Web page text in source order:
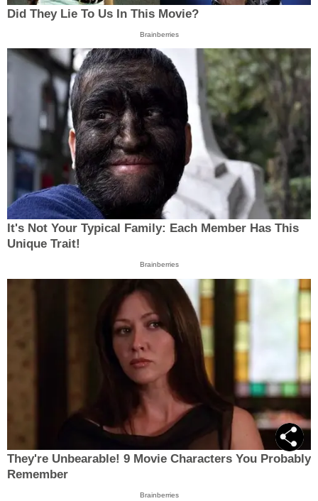
Did They Lie To Us In This Movie?
Brainberries
It's Not Your Typical Family: Each Member Has This
Unique Trait!
Brainberries
They're Unbearable! 9 Movie Characters You Probably
Remember
Brainberries